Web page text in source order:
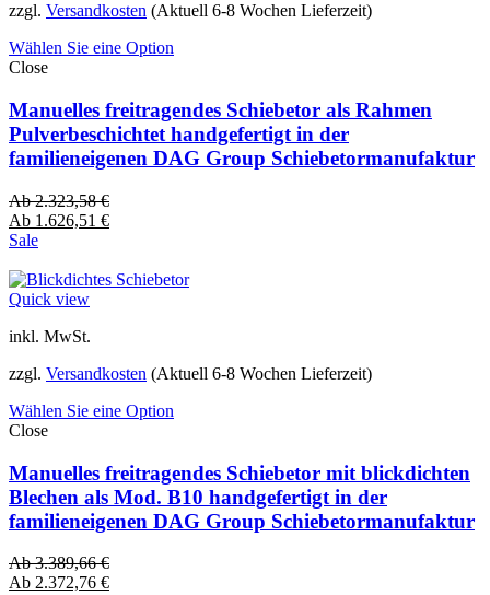
zzgl. Versandkosten (Aktuell 6-8 Wochen Lieferzeit)
Wählen Sie eine Option
Close
Manuelles freitragendes Schiebetor als Rahmen
Pulverbeschichtet handgefertigt in der
familieneigenen DAG Group Schiebetormanufaktur
Ab2.323,58€
Ab 1.626,51 €
Sale
Quick view
inkl. MwSt.
zzgl. Versandkosten (Aktuell 6-8 Wochen Lieferzeit)
Wählen Sie eine Option
Close
Manuelles freitragendes Schiebetor mit blickdichten
Blechen als Mod. B10 handgefertigt in der
familieneigenen DAG Group Schiebetormanufaktur
Ab3.389,66€
Ab 2.372,76 €